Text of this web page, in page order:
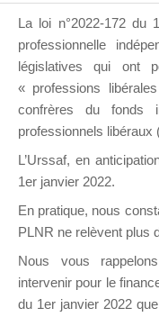
La loi n°2022-172 du
professionnelle
législatives qui ont
« professions
confrères du fonds
professionnels libéraux
L’Urssaf, en
1er janvier 2022.
En pratique, nous
PLNR ne relèvent plus
Nous vous
intervenir pour le
du 1er janvier 2022